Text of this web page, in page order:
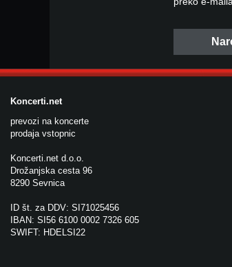
Koncerti.net
prevozi na koncerte
prodaja vstopnic
Koncerti.net d.o.o.
Drožanjska cesta 96
8290 Sevnica
ID št. za DDV: SI71025456
IBAN: SI56 6100 0002 7326 605
SWIFT: HDELSI22